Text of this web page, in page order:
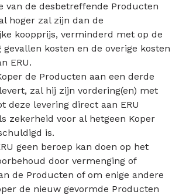
van de desbetreffende Producten
hoger zal zijn dan de
koopprijs, verminderd met op de
kosten en de overige kosten
ERU.
de Producten aan een derde
zal hij zijn vordering(en) met
deze levering direct aan ERU
zekerheid voor al hetgeen Koper
is.
geen beroep kan doen op het
door vermenging of
de Producten of om enige andere
de nieuw gevormde Producten